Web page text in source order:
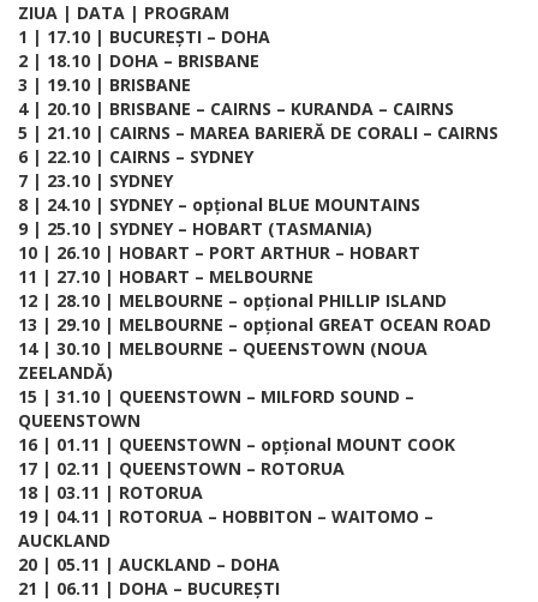
ZIUA | DATA | PROGRAM
1 | 17.10 | BUCUREȘTI – DOHA
2 | 18.10 | DOHA – BRISBANE
3 | 19.10 | BRISBANE
4 | 20.10 | BRISBANE – CAIRNS – KURANDA – CAIRNS
5 | 21.10 | CAIRNS – MAREA BARIERĂ DE CORALI – CAIRNS
6 | 22.10 | CAIRNS – SYDNEY
7 | 23.10 | SYDNEY
8 | 24.10 | SYDNEY – opțional BLUE MOUNTAINS
9 | 25.10 | SYDNEY – HOBART (TASMANIA)
10 | 26.10 | HOBART – PORT ARTHUR – HOBART
11 | 27.10 | HOBART – MELBOURNE
12 | 28.10 | MELBOURNE – opțional PHILLIP ISLAND
13 | 29.10 | MELBOURNE – opțional GREAT OCEAN ROAD
14 | 30.10 | MELBOURNE – QUEENSTOWN (NOUA
ZEELANDĂ)
15 | 31.10 | QUEENSTOWN – MILFORD SOUND –
QUEENSTOWN
16 | 01.11 | QUEENSTOWN – opțional MOUNT COOK
17 | 02.11 | QUEENSTOWN – ROTORUA
18 | 03.11 | ROTORUA
19 | 04.11 | ROTORUA – HOBBITON – WAITOMO –
AUCKLAND
20 | 05.11 | AUCKLAND – DOHA
21 | 06.11 | DOHA – BUCUREȘTI